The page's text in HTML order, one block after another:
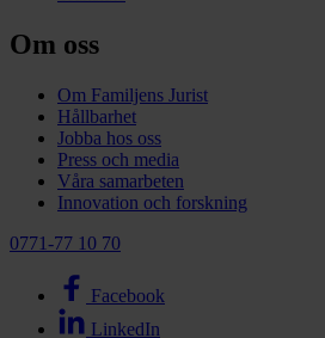
Om oss
Om Familjens Jurist
Hållbarhet
Jobba hos oss
Press och media
Våra samarbeten
Innovation och forskning
0771-77 10 70
Facebook
LinkedIn